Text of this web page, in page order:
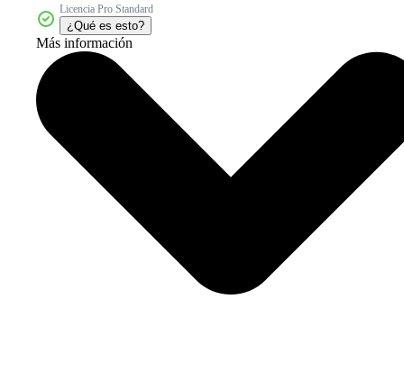
Licencia Pro Standard
¿Qué es esto?
Más información